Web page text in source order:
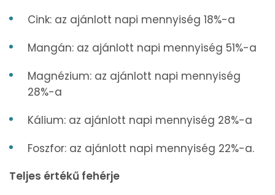
Cink: az ajánlott napi mennyiség 18%-a
Mangán: az ajánlott napi mennyiség 51%-a
Magnézium: az ajánlott napi mennyiség
28%-a
Kálium: az ajánlott napi mennyiség 28%-a
Foszfor: az ajánlott napi mennyiség 22%-a.
Teljes értékű fehérje